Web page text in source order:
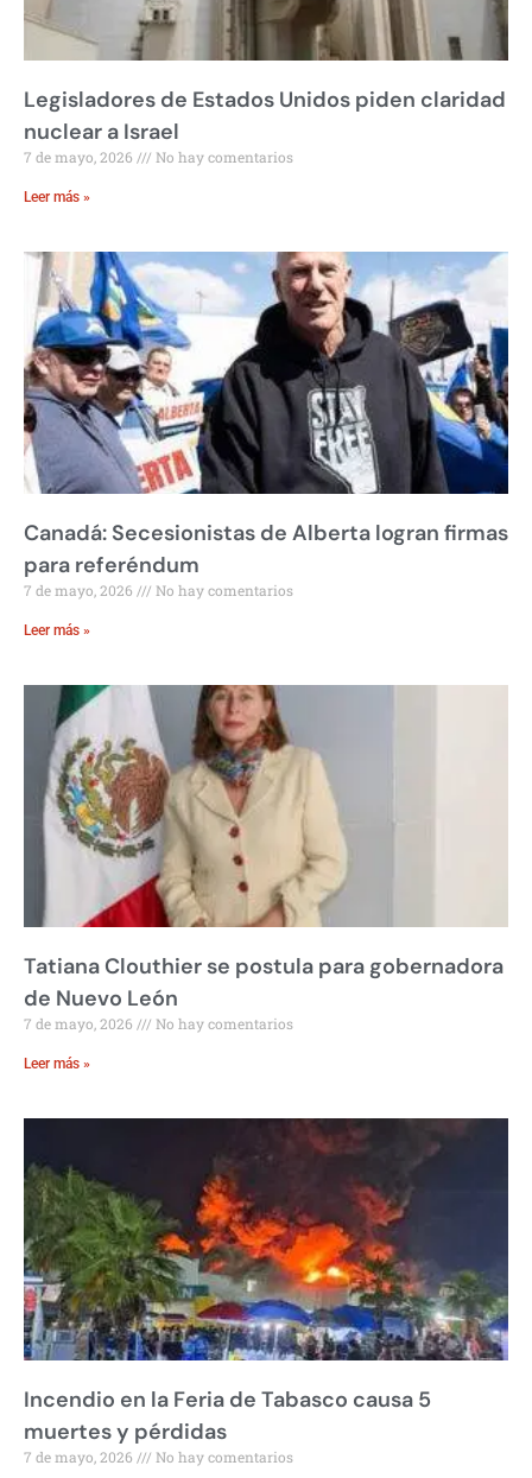
Legisladores de Estados Unidos piden claridad
nuclear a Israel
7 de mayo, 2026 No hay comentarios
Leer más »
Canadá: Secesionistas de Alberta logran firmas
para referéndum
7 de mayo, 2026 No hay comentarios
Leer más »
Tatiana Clouthier se postula para gobernadora
de Nuevo León
7 de mayo, 2026 No hay comentarios
Leer más »
Incendio en la Feria de Tabasco causa 5
muertes y pérdidas
7 de mayo, 2026 No hay comentarios